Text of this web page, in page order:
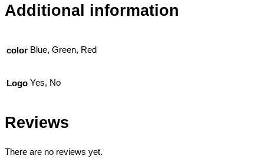
Additional information
color Blue, Green, Red
Logo Yes, No
Reviews
There are no reviews yet.